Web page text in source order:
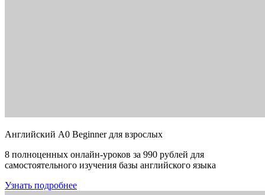
Английский A0 Beginner для взрослых
8 полноценных онлайн-уроков за 990 рублей для
самостоятельного изучения базы английского языка
Узнать подробнее